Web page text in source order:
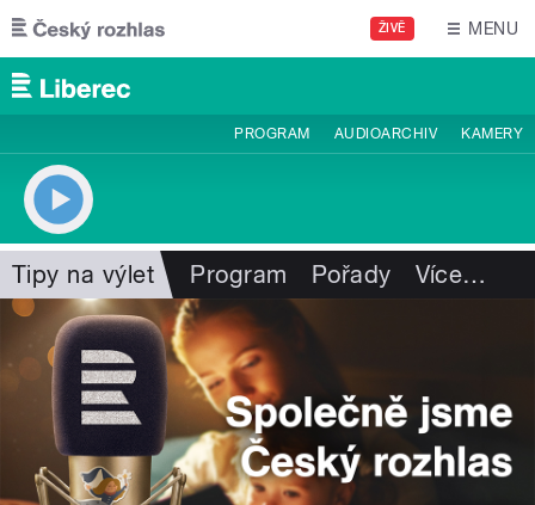
Přejít k hlavnímu obsahu
ŽIVĚ MENU
PROGRAM AUDIOARCHIV KAMERY
Tipy na výlet Program Pořady Více…